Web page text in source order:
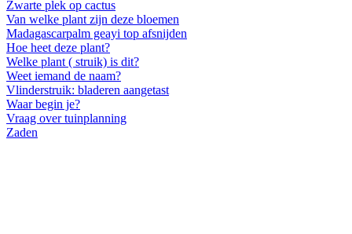
Zwarte plek op cactus
Van welke plant zijn deze bloemen
Madagascarpalm geayi top afsnijden
Hoe heet deze plant?
Welke plant ( struik) is dit?
Weet iemand de naam?
Vlinderstruik: bladeren aangetast
Waar begin je?
Vraag over tuinplanning
Zaden